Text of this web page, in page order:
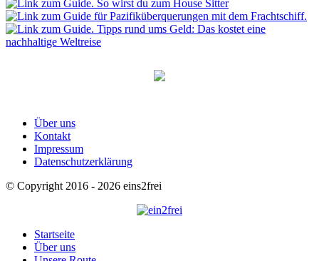
Über uns
Kontakt
Impressum
Datenschutzerklärung
© Copyright 2016 - 2026 eins2frei
Startseite
Über uns